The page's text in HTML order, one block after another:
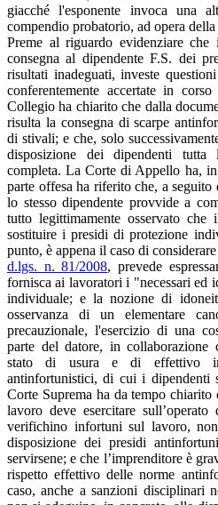
giacché l'esponente invoca una
compendio probatorio, ad opera
Preme al riguardo evidenziare
consegna al dipendente F.S. dei
risultati inadeguati, investe
conferentemente accertate in
Collegio ha chiarito che dalla
risulta la consegna di scarpe
di stivali; e che, solo
disposizione dei dipendenti tutta
completa. La Corte di Appello ha,
parte offesa ha riferito che, a
lo stesso dipendente provvide a
tutto legittimamente osservato
sostituire i presidi di protezione
punto, è appena il caso di
d.lgs. n. 81/2008, prevede
fornisca ai lavoratori i "necessari ed
individuale; e la nozione di
osservanza di un elementare
precauzionale, l'esercizio di una
parte del datore, in
stato di usura e di effettivo
antinfortunistici, di cui i dipendenti
Corte Suprema ha da tempo
lavoro deve esercitare
verifichino infortuni sul lavoro,
disposizione dei presidi
servirsene; e che l’imprenditore è
rispetto effettivo delle norme
caso, anche a sanzioni disciplinari